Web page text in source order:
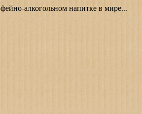
алкогольном напитке в мире...